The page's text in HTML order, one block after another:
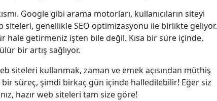
Google gibi arama motorları, kullanıcıların siteyi
siteleri, genellikle SEO optimizasyonu ile birlikte geliyor.
hale getirmeniz işten bile değil. Kısa bir süre içinde,
bir artış sağlıyor.
siteleri kullanmak, zaman ve emek açısından müthiş
süreç, şimdi birkaç gün içinde halledilebilir! Eğer siz
hazır web siteleri tam size göre!